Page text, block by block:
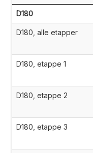
D180
D180, alle etapper
D180, etappe 1
D180, etappe 2
D180, etappe 3